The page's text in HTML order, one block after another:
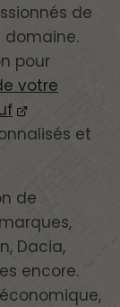
de
domaine.
pour
votre
et
de
Dacia,
encore.